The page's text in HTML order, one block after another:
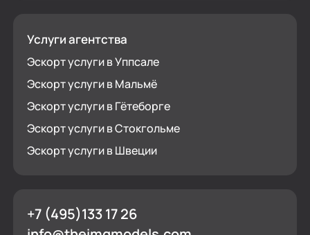
Услуги агентства
Эскорт услуги в Уппсале
Эскорт услуги в Мальмё
Эскорт услуги в Гётеборге
Эскорт услуги в Стокгольме
Эскорт услуги в Швеции
+7 (495)133 17 26